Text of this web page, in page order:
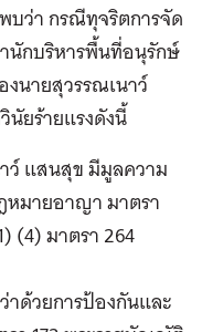
ว่า กรณีทุจริตการจัด
นักบริหารพื้นที่อนุรักษ์
งนายสุวรรณเนาว์
ยร้ายแรงดังนี้
ว์ แสนสุข มีมูลความ
มายอาญา มาตรา
(4) มาตรา 264
ด้วยการป้องกันและ